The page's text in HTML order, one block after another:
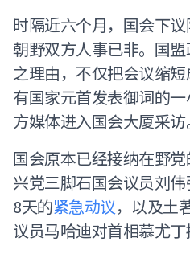
时隔近六个月，国会下
朝野双方人事已非。国
之理由，不仅把会议缩
有国家元首发表御词的
方媒体进入国会大厦采访
国会原本已经接纳在野
兴党三脚石国会议员刘
8天的紧急动议，以及土
议员马哈迪对首相慕尤